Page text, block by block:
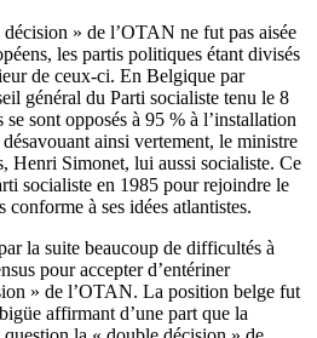
» de l’OTAN ne fut pas aisée
les partis politiques étant divisés
de ceux-ci. En Belgique par
général du Parti socialiste tenu le 8
sont opposés à 95 % à l’installation
ainsi vertement, le ministre
Henri Simonet, lui aussi socialiste. Ce
socialiste en 1985 pour rejoindre le
à ses idées atlantistes.
la suite beaucoup de difficultés à
pour accepter d’entériner
» de l’OTAN. La position belge fut
affirmant d’une part que la